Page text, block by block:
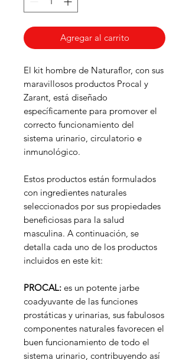
Agregar al carrito
El kit hombre de Naturaflor, con sus
maravillosos productos Procal y
Zarant, está diseñado
específicamente para promover el
correcto funcionamiento del
sistema urinario, circulatorio e
inmunológico.
Estos productos están formulados
con ingredientes naturales
seleccionados por sus propiedades
beneficiosas para la salud
masculina. A continuación, se
detalla cada uno de los productos
incluidos en este kit:
PROCAL: es un potente jarbe
coadyuvante de las funciones
prostáticas y urinarias, sus fabulosos
componentes naturales favorecen el
buen funcionamiento de todo el
sistema urinario, contribuyendo así